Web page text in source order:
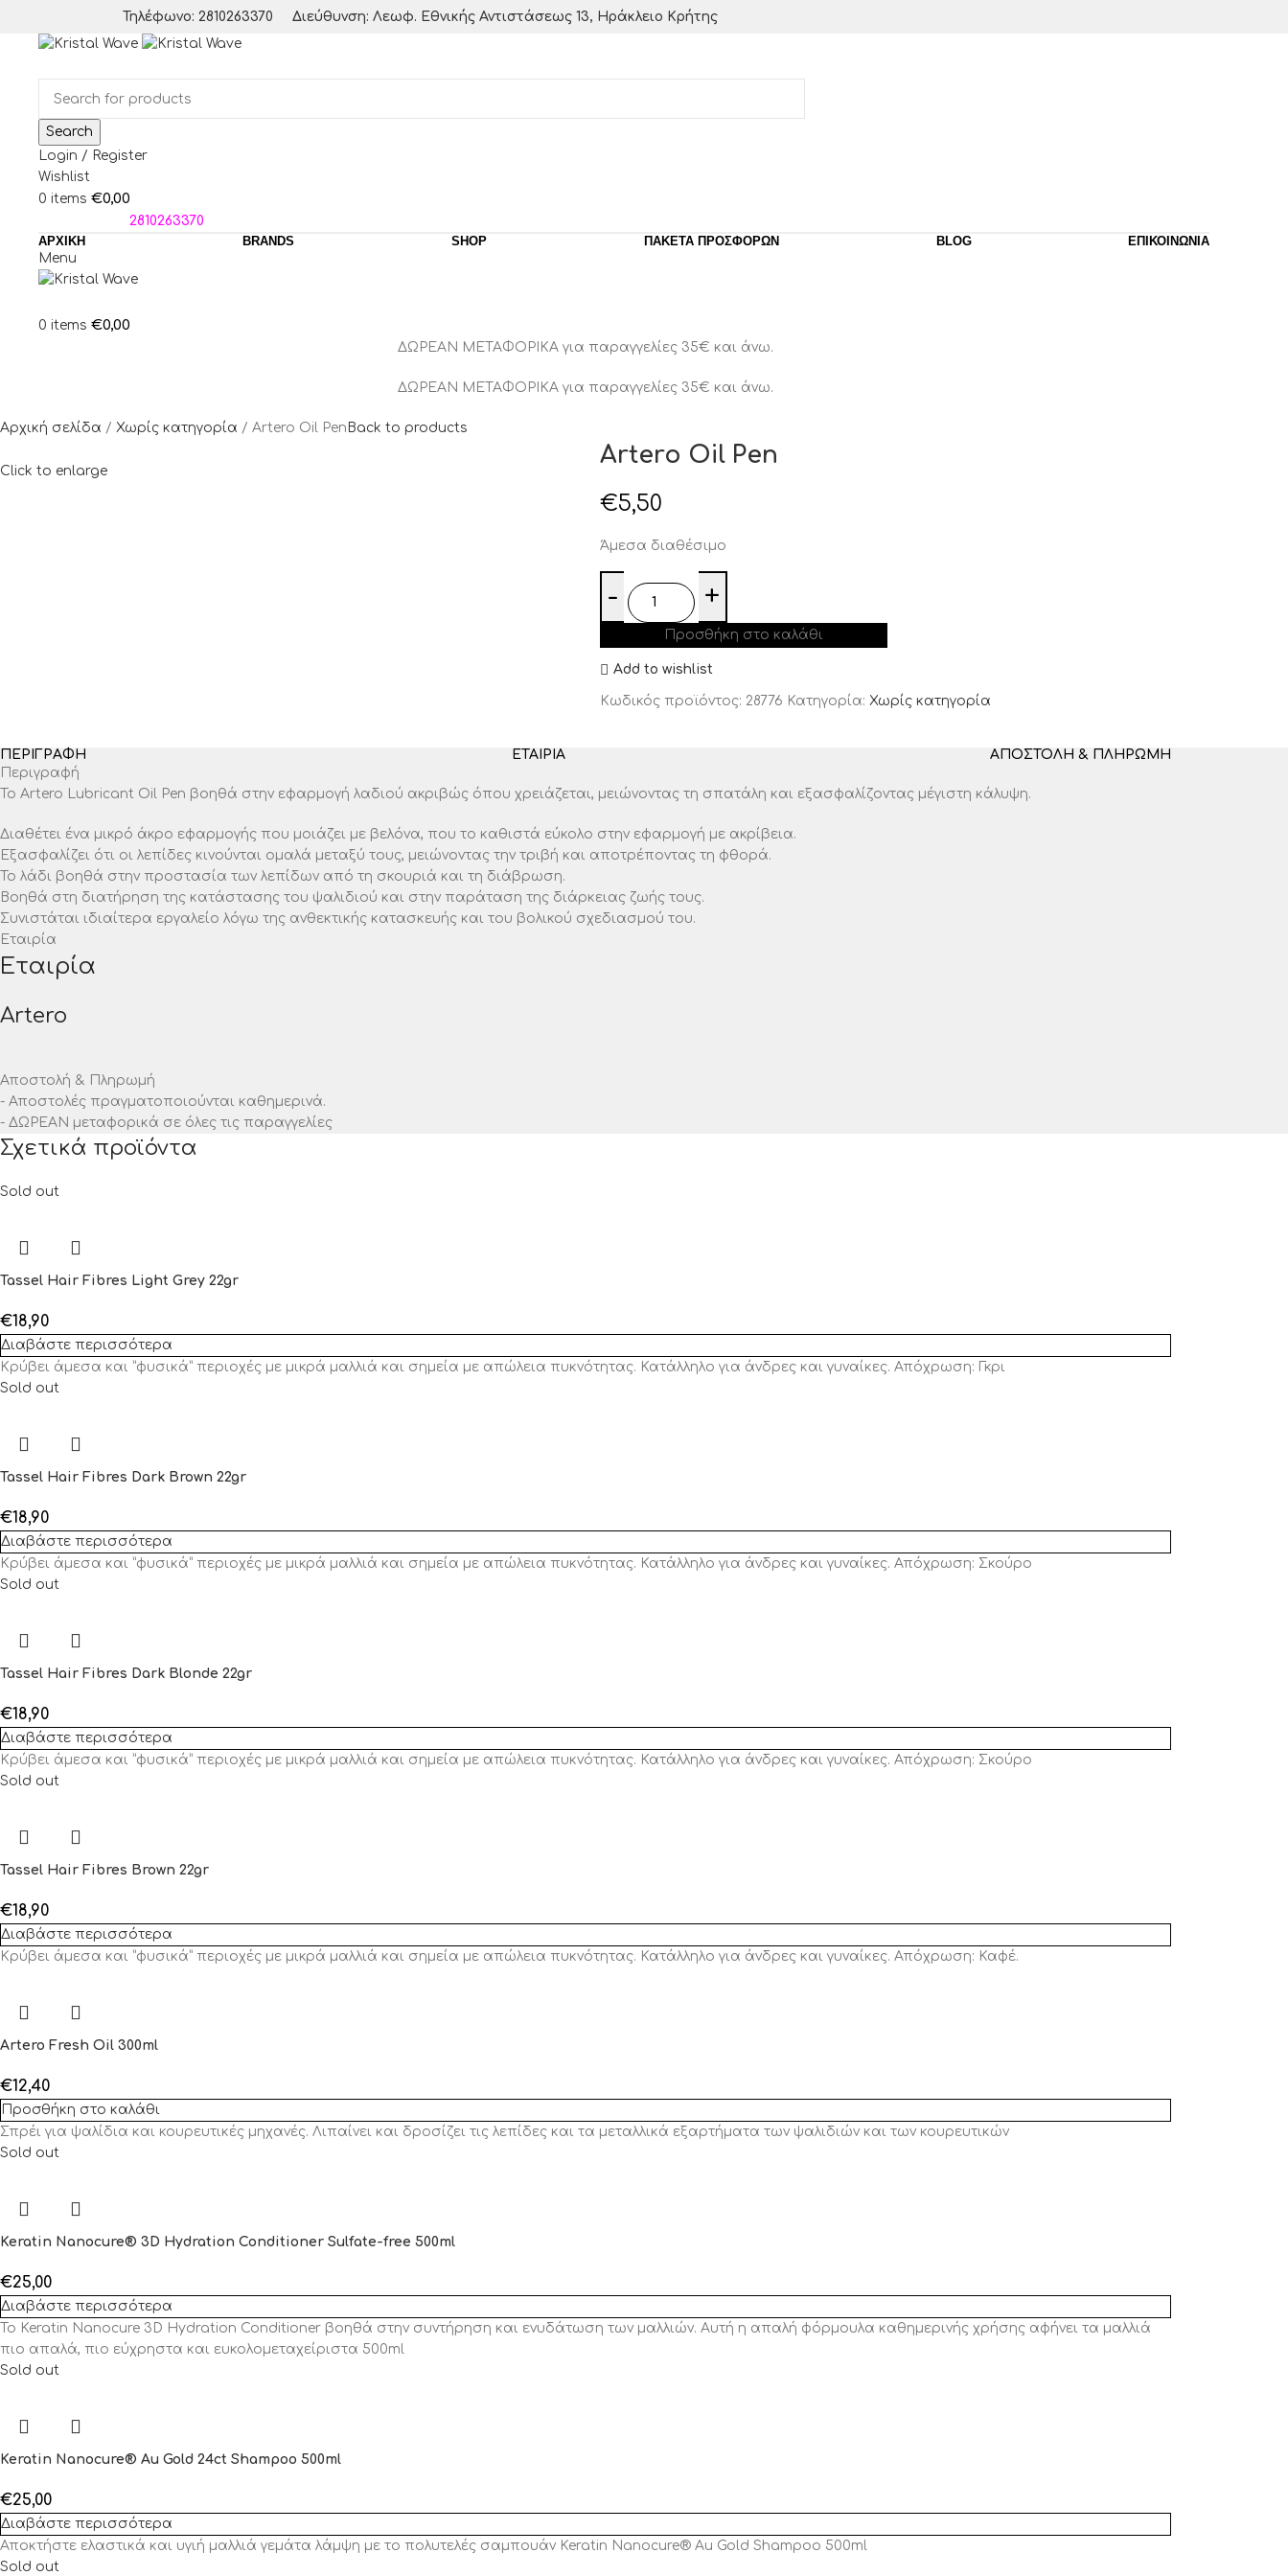
Τηλέφωνο: 2810263370 Διεύθυνση: Λεωφ. Εθνικής Αντιστάσεως 13, Ηράκλειο Κρήτης
Search
Login / Register
Wishlist
0 items €0,00
2810263370
ΑΡΧΙΚΗ
BRANDS SHOP ΠΑΚΈΤΑ ΠΡΟΣΦΟΡΏΝ BLOG
ΕΠΙΚΟΙΝΩΝΙΑ
Menu
0 items €0,00
ΔΩΡΕΑΝ ΜΕΤΑΦΟΡΙΚΑ για παραγγελίες 35€ και άνω.
ΔΩΡΕΑΝ ΜΕΤΑΦΟΡΙΚΑ για παραγγελίες 35€ και άνω.
Αρχική σελίδα Χωρίς κατηγορία Artero Oil Pen Back to products
Click to enlarge
Artero Oil Pen
€5,50
Άμεσα διαθέσιμο
Προσθήκη στο καλάθι
Add to wishlist
Κωδικός προϊόντος: 28776 Κατηγορία: Χωρίς κατηγορία
ΠΕΡΙΓΡΑΦΉ ΕΤΑΙΡΊΑ
ΑΠΟΣΤΟΛΉ & ΠΛΗΡΩΜΉ
Περιγραφή
Το Artero Lubricant Oil Pen βοηθά στην εφαρμογή λαδιού ακριβώς όπου χρειάζεται, μειώνοντας τη σπατάλη και εξασφαλίζοντας μέγιστη κάλυψη.
Διαθέτει ένα μικρό άκρο εφαρμογής που μοιάζει με βελόνα, που το καθιστά εύκολο στην εφαρμογή με ακρίβεια.
Εξασφαλίζει ότι οι λεπίδες κινούνται ομαλά μεταξύ τους, μειώνοντας την τριβή και αποτρέποντας τη φθορά.
Το λάδι βοηθά στην προστασία των λεπίδων από τη σκουριά και τη διάβρωση.
Βοηθά στη διατήρηση της κατάστασης του ψαλιδιού και στην παράταση της διάρκειας ζωής τους.
Συνιστάται ιδιαίτερα εργαλείο λόγω της ανθεκτικής κατασκευής και του βολικού σχεδιασμού του.
Εταιρία
Εταιρία
Artero
Αποστολή & Πληρωμή
- Αποστολές πραγματοποιούνται καθημερινά.
- ΔΩΡΕΑΝ μεταφορικά σε όλες τις παραγγελίες
Σχετικά προϊόντα
Sold out
Tassel Hair Fibres Light Grey 22gr
€18,90
Διαβάστε περισσότερα
Κρύβει άμεσα και ”φυσικά” περιοχές με μικρά μαλλιά και σημεία με απώλεια πυκνότητας. Κατάλληλο για άνδρες και γυναίκες. Απόχρωση: Γκρι
Sold out
Tassel Hair Fibres Dark Brown 22gr
€18,90
Διαβάστε περισσότερα
Κρύβει άμεσα και ”φυσικά” περιοχές με μικρά μαλλιά και σημεία με απώλεια πυκνότητας. Κατάλληλο για άνδρες και γυναίκες. Απόχρωση: Σκούρο
Sold out
Tassel Hair Fibres Dark Blonde 22gr
€18,90
Διαβάστε περισσότερα
Κρύβει άμεσα και ”φυσικά” περιοχές με μικρά μαλλιά και σημεία με απώλεια πυκνότητας. Κατάλληλο για άνδρες και γυναίκες. Απόχρωση: Σκούρο
Sold out
Tassel Hair Fibres Brown 22gr
€18,90
Διαβάστε περισσότερα
Κρύβει άμεσα και ”φυσικά” περιοχές με μικρά μαλλιά και σημεία με απώλεια πυκνότητας. Κατάλληλο για άνδρες και γυναίκες. Απόχρωση: Καφέ.
Artero Fresh Oil 300ml
€12,40
Προσθήκη στο καλάθι
Σπρέι για ψαλίδια και κουρευτικές μηχανές. Λιπαίνει και δροσίζει τις λεπίδες και τα μεταλλικά εξαρτήματα των ψαλιδιών και των κουρευτικών
Sold out
Keratin Nanocure® 3D Hydration Conditioner Sulfate-free 500ml
€25,00
Διαβάστε περισσότερα
Το Keratin Nanocure 3D Hydration Conditioner βοηθά στην συντήρηση και ενυδάτωση των μαλλιών. Αυτή η απαλή φόρμουλα καθημερινής χρήσης αφήνει τα μαλλιά
πιο απαλά, πιο εύχρηστα και ευκολομεταχείριστα 500ml
Sold out
Keratin Nanocure® Au Gold 24ct Shampoo 500ml
€25,00
Διαβάστε περισσότερα
Αποκτήστε ελαστικά και υγιή μαλλιά γεμάτα λάμψη με το πολυτελές σαμπουάν Keratin Nanocure® Au Gold Shampoo 500ml
Sold out